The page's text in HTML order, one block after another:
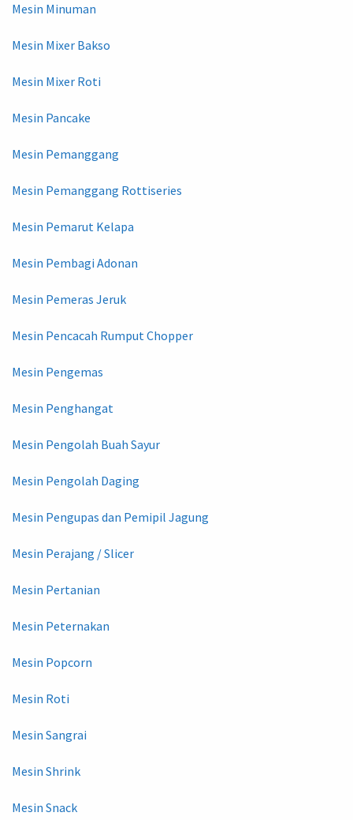
Mesin Minuman
Mesin Mixer Bakso
Mesin Mixer Roti
Mesin Pancake
Mesin Pemanggang
Mesin Pemanggang Rottiseries
Mesin Pemarut Kelapa
Mesin Pembagi Adonan
Mesin Pemeras Jeruk
Mesin Pencacah Rumput Chopper
Mesin Pengemas
Mesin Penghangat
Mesin Pengolah Buah Sayur
Mesin Pengolah Daging
Mesin Pengupas dan Pemipil Jagung
Mesin Perajang / Slicer
Mesin Pertanian
Mesin Peternakan
Mesin Popcorn
Mesin Roti
Mesin Sangrai
Mesin Shrink
Mesin Snack